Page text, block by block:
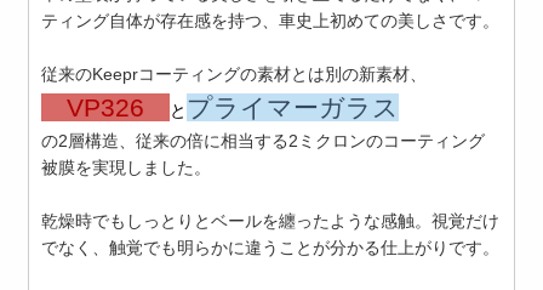
ティング自体が存在感を持つ、車史上初めての美しさです。
従来のKeeprコーティングの素材とは別の新素材、
VP326 と プライマーガラス
の2層構造、従来の倍に相当する2ミクロンのコーティング
被膜を実現しました。
乾燥時でもしっとりとベールを纏ったような感触。視覚だけ
でなく、触覚でも明らかに違うことが分かる仕上がりです。